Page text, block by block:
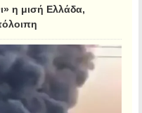
η μισή Ελλάδα,